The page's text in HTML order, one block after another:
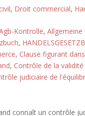
, Droit commercial,
Kontrolle, Allgemeine
,
, Clause figurant
, Contrôle de la
judiciaire de
connaît un contrôle